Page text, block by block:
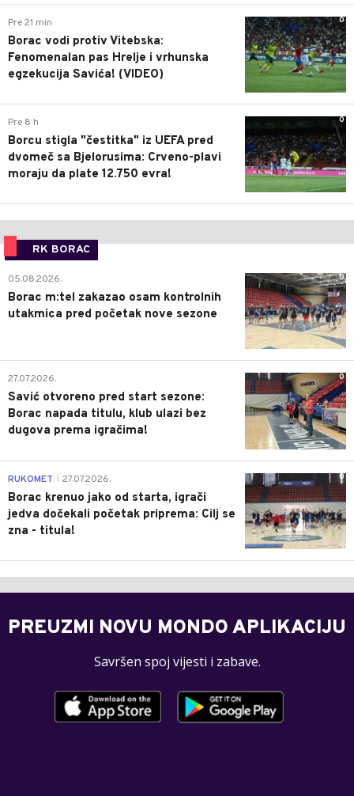
0
Pre 21 min
Borac vodi protiv Vitebska:
Fenomenalan pas Hrelje i vrhunska
egzekucija Savića! (VIDEO)
0
Pre 8 h
Borcu stigla "čestitka" iz UEFA pred
dvomeč sa Bjelorusima: Crveno-plavi
moraju da plate 12.750 evra!
RK BORAC
0
05.08.2026.
Borac m:tel zakazao osam kontrolnih
utakmica pred početak nove sezone
0
27.07.2026.
Savić otvoreno pred start sezone:
Borac napada titulu, klub ulazi bez
dugova prema igračima!
0
RUKOMET 27.07.2026.
Borac krenuo jako od starta, igrači
jedva dočekali početak priprema: Cilj se
zna - titula!
PREUZMI NOVU MONDO APLIKACIJU
Savršen spoj vijesti i zabave.